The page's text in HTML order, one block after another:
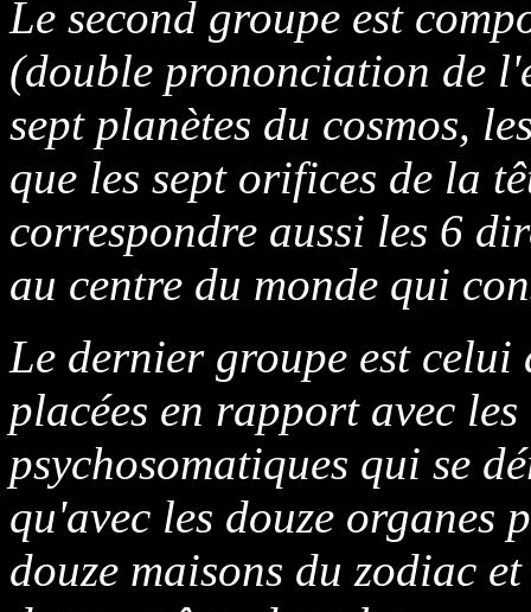
Le second groupe est
(double prononciation de
sept planètes du cosmos,
que les sept orifices de la
correspondre aussi les 6
au centre du monde qui
Le dernier groupe est celui
placées en rapport avec
psychosomatiques qui se
qu'avec les douze organes
douze maisons du zodiac